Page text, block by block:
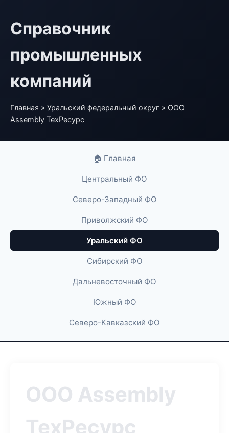
Справочник
промышленных
компаний
Главная » Уральский федеральный округ » ООО
Assembly ТехРесурс
🏠 Главная
Центральный ФО
Северо-Западный ФО
Приволжский ФО
Уральский ФО
Сибирский ФО
Дальневосточный ФО
Южный ФО
Северо-Кавказский ФО
ООО Assembly
ТехРесурс